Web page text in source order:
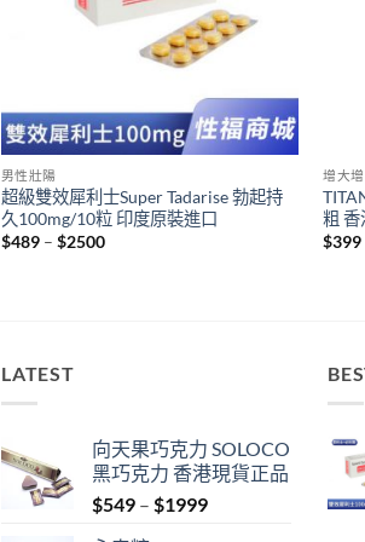
男性壯陽
超級雙效犀利士Super Tadarise 勃起持
久100mg/10粒 印度原裝進口
$489 – $2500Price
增大
粗 香
$399
LATEST
向天果巧克力 SOLOCO
黑巧克力 香港現貨正品
$549 – $1999Price